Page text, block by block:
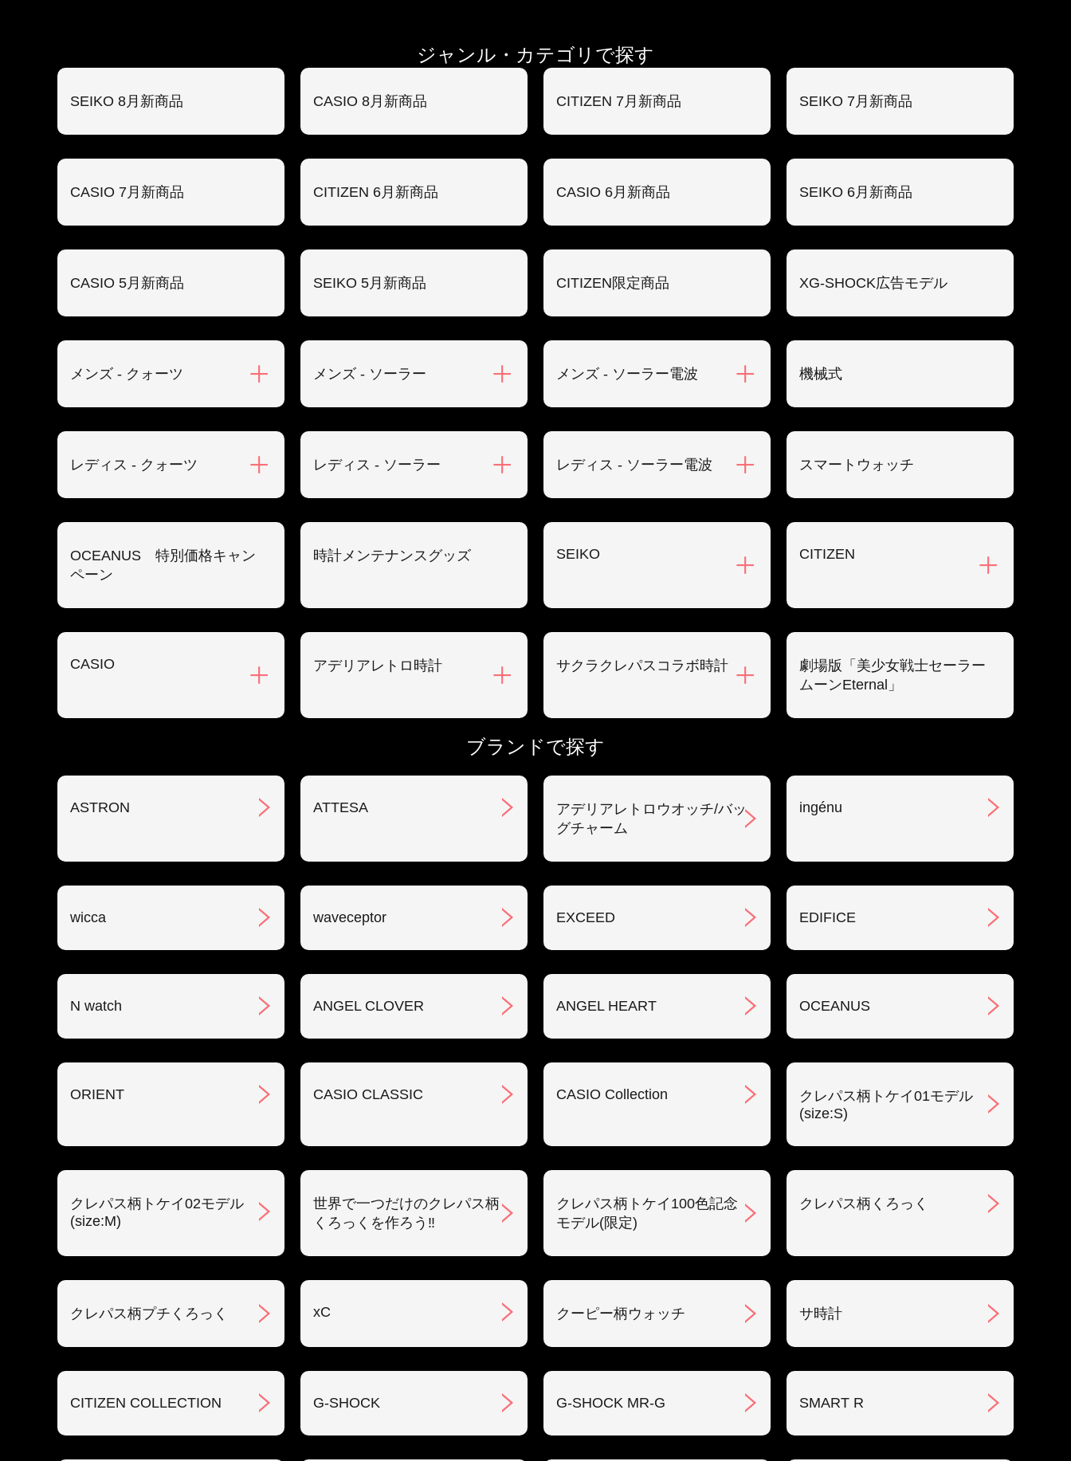
ジャンル・カテゴリで探す
SEIKO 8月新商品 CASIO 8月新商品 CITIZEN 7月新商品 SEIKO 7月新商品
CASIO 7月新商品 CITIZEN 6月新商品 CASIO 6月新商品 SEIKO 6月新商品
CASIO 5月新商品 SEIKO 5月新商品 CITIZEN限定商品 XG-SHOCK広告モデル
メンズ - クォーツ メンズ - ソーラー メンズ - ソーラー電波 機械式
レディス - クォーツ レディス - ソーラー レディス - ソーラー電波 スマートウォッチ
OCEANUS 特別価格キャン
ペーン
時計メンテナンスグッズ SEIKO CITIZEN
CASIO アデリアレトロ時計 サクラクレパスコラボ時計
劇場版「美少女戦士セーラー
ムーンEternal」
ブランドで探す
ASTRON ATTESA
アデリアレトロウオッチ/バッ
グチャーム
ingénu
wicca waveceptor EXCEED EDIFICE
N watch ANGEL CLOVER ANGEL HEART OCEANUS
ORIENT CASIO CLASSIC CASIO Collection
クレパス柄トケイ01モデル
(size:S)
クレパス柄トケイ02モデル
(size:M)
世界で一つだけのクレパス柄
くろっくを作ろう‼︎
クレパス柄トケイ100色記念
モデル(限定)
クレパス柄くろっく
クレパス柄プチくろっく xC クーピー柄ウォッチ サ時計
CITIZEN COLLECTION G-SHOCK G-SHOCK MR-G SMART R